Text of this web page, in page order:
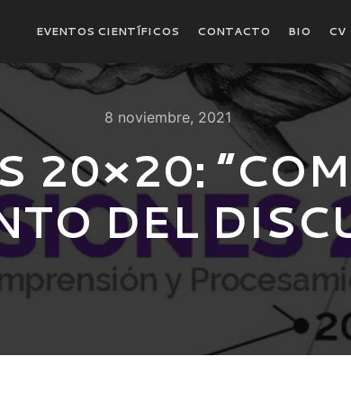
EVENTOS CIENTÍFICOS CONTACTO BIO CV
8 noviembre, 2021
20×20:
DEL